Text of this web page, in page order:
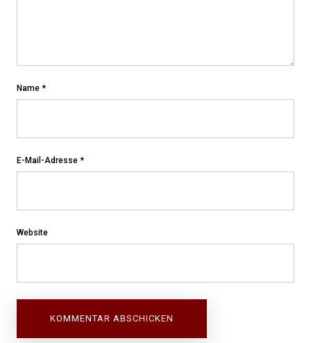
Name *
E-Mail-Adresse *
Website